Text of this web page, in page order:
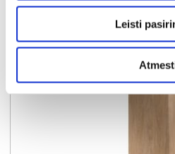
Leisti